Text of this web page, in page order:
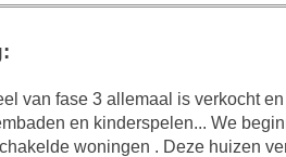
van fase 3 allemaal is verkocht
en kinderspelen... We
woningen . Deze huizen